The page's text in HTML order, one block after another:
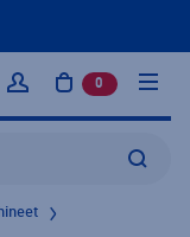
Kirjaudu sisään
0 tuotetta